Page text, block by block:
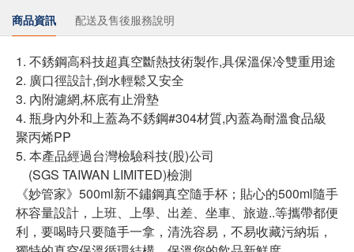
商品資訊 配送及售後服務說明
1. 不銹鋼高科技超真空斷熱技術製作,具保溫保冷雙重用途
2. 廣口徑設計,倒水輕鬆又安全
3. 內附濾網,杯底有止滑墊
4. 瓶身內外和上蓋為不銹鋼#304材質,內蓋為耐溫食品級
聚丙烯PP
5. 本產品經過台灣檢驗科技(股)公司
(SGS TAIWAN LIMITED)檢測
《妙管家》500ml新不鏽鋼真空隨手杯；貼心的500ml隨手
杯容量設計，上班、上學、出差、坐車、旅遊..等攜帶都便
利，要喝時只要隨手一拿，清洗容易，不易收藏污納垢，